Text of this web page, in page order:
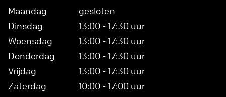
Maandag
gesloten
Dinsdag
13:00 - 17:30 uur
Woensdag
13:00 - 17:30 uur
Donderdag
13:00 - 17:30 uur
Vrijdag
13:00 - 17:30 uur
Zaterdag
10:00 - 17:00 uur